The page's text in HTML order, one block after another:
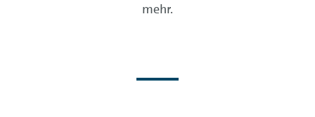
mehr.